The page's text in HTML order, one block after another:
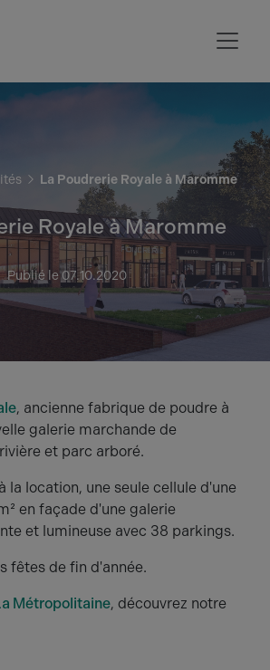
La Poudrerie Royale à Maromme
Royale à Maromme
Publié le 07.10.2020
, ancienne fabrique de poudre à
galerie marchande de
et parc arboré.
la location, une seule cellule d'une
en façade d'une galerie
et lumineuse avec 38 parkings.
fêtes de fin d'année.
Métropolitaine, découvrez notre